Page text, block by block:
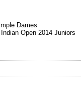
Dames
Open 2014 Juniors